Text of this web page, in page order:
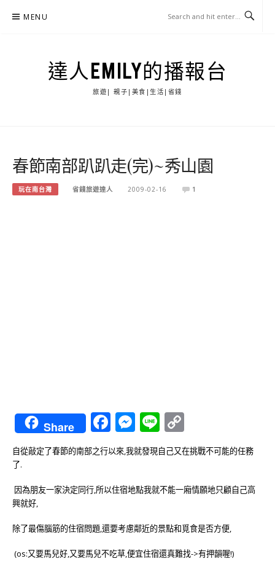
MENU
達人EMILY的播報台
旅遊| 親子|美食|生活|省錢
春節南部趴趴走(完)~秀山園
玩在南台灣 省錢旅遊達人 2009-02-16 1
Share Facebook
Messenger
Line
Link
自從敲定了春節的南部之行以來,我就發現自己又在挑戰不可能的任務
了.
因為朋友一家決定同行,所以住宿地點我就不能一廂情願地只顧自己高
興就好,
除了最傷腦筋的住宿問題,還要考慮鄰近的景點和覓食是否方便,
(os:又要馬兒好,又要馬兒不吃草,便宜住宿還真難找->有押韻喔!)